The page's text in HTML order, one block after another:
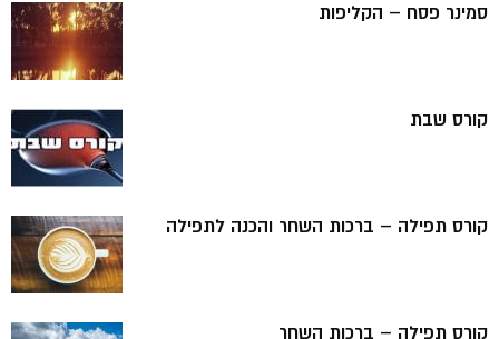
סמינר פסח – הקליפות
קורס שבת
קורס תפילה – ברכות השחר והכנה לתפילה
קורס תפילה – ברכות השחר